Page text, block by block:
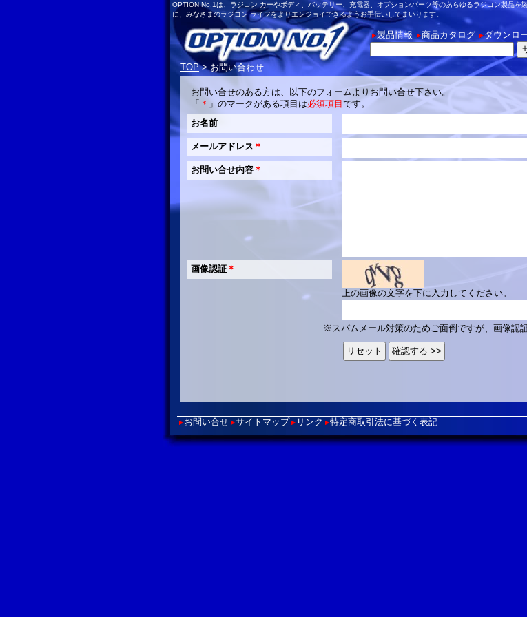
OPTION No.1は、ラジコン カーやボディ、バッテリー、充電器、オプションパーツ等のあらゆるラジコン製品を
に、みなさまのラジコン ライフをよりエンジョイできるようお手伝いしてまいります。
製品情報 商品カタログ ダウンロ
TOP> お問い合わせ
お問い合せのある方は、以下のフォームよりお問い合せ下さい。
「 ＊ 」のマークがある項目は必須項目 です。
お名前
メールアドレス ＊
お問い合せ内容 ＊
画像認証 ＊
上の画像の文字を下に入力してください。
※スパムメール対策のためご面倒ですが、画像認
お問い合せ サイトマップ リンク 特定商取引法に基づく表記